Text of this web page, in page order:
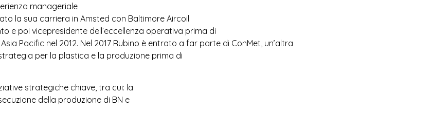
manageriale
la sua carriera in Amsted con Baltimore Aircoil
e poi vicepresidente dell’eccellenza operativa prima di
Pacific nel 2012. Nel 2017 Rubino è entrato a far parte di ConMet, un’altra
per la plastica e la produzione prima di
strategiche chiave, tra cui: la
della produzione di BN e